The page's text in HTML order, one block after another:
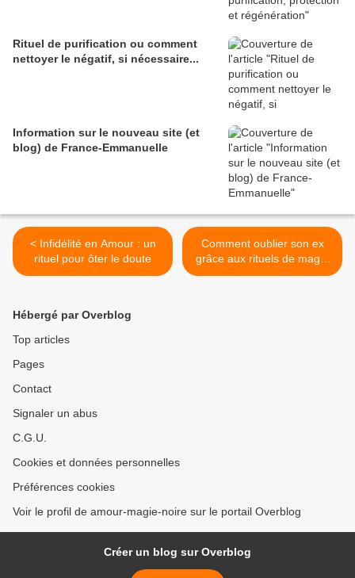
Rituel de purification ou comment
nettoyer le négatif, si nécessaire...
Information sur le nouveau site (et
blog) de France-Emmanuelle
< Infidélité en Amour : un
rituel pour ôter le doute
Comment oublier son ex
grâce aux rituels de magie
>
Hébergé par Overblog
Top articles
Pages
Contact
Signaler un abus
C.G.U.
Cookies et données personnelles
Préférences cookies
Voir le profil de amour-magie-noire sur le portail Overblog
Créer un blog sur Overblog